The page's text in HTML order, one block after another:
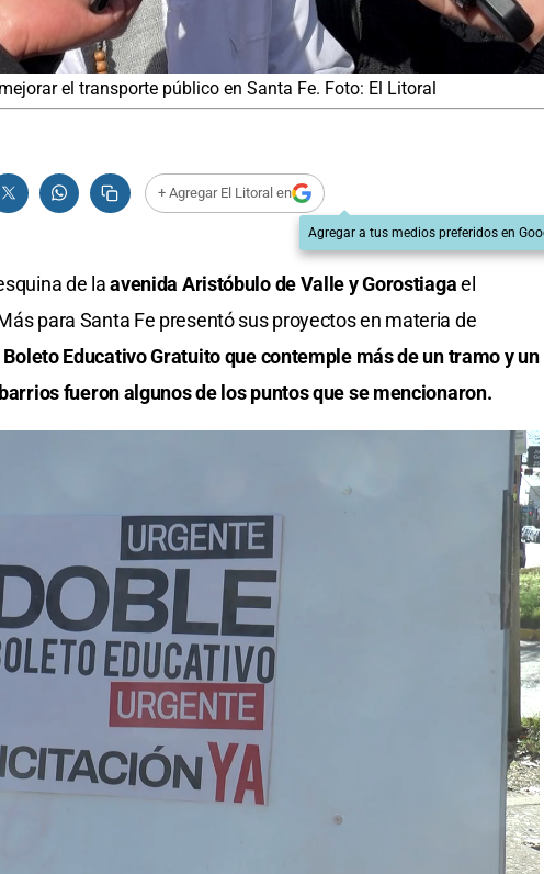
el transporte público en Santa Fe. Foto: El Litoral
+ Agregar El Litoral en
Agregar a tus medios preferidos en
de laavenida Aristóbulo de Valle y Gorostiagael
para Santa Fe presentó sus proyectos en materia de
Educativo Gratuito que contemple más de un tramo y un
fueron algunos de los puntos que se mencionaron.